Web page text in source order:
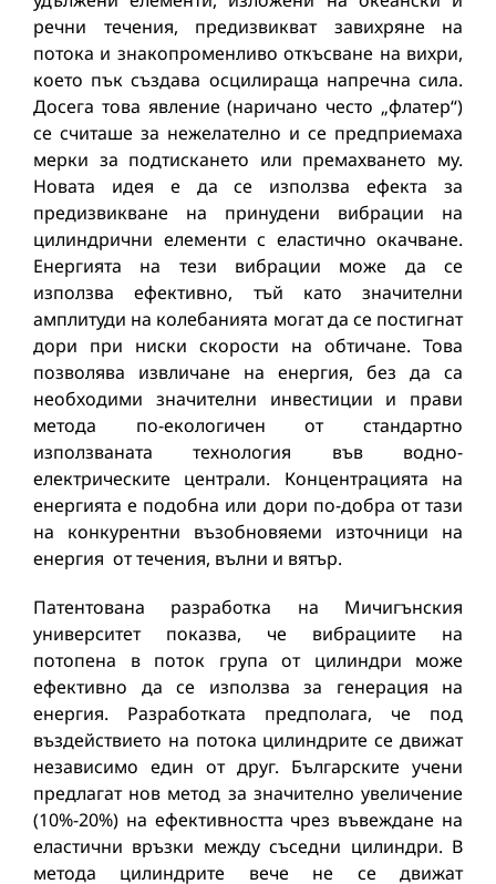
речни течения, предизвикват завихряне на
потока и знакопроменливо откъсване на вихри,
което пък създава осцилираща напречна сила.
Досега това явление (наричано често „флатер“)
се считаше за нежелателно и се предприемаха
мерки за подтискането или премахването му.
Новата идея е да се използва ефекта за
предизвикване на принудени вибрации на
цилиндрични елементи с еластично окачване.
Енергията на тези вибрации може да се
използва ефективно, тъй като значителни
амплитуди на колебанията могат да се постигнат
дори при ниски скорости на обтичане. Това
позволява извличане на енергия, без да са
необходими значителни инвестиции и прави
метода по-екологичен от стандартно
използваната технология във водно-
електрическите централи. Концентрацията на
енергията е подобна или дори по-добра от тази
на конкурентни възобновяеми източници на
енергия от течения, вълни и вятър.
Патентована разработка на Мичигънския
университет показва, че вибрациите на
потопена в поток група от цилиндри може
ефективно да се използва за генерация на
енергия. Разработката предполага, че под
въздействието на потока цилиндрите се движат
независимо един от друг. Българските учени
предлагат нов метод за значително увеличение
(10%-20%) на ефективността чрез въвеждане на
еластични връзки между съседни цилиндри. В
метода цилиндрите вече не се движат